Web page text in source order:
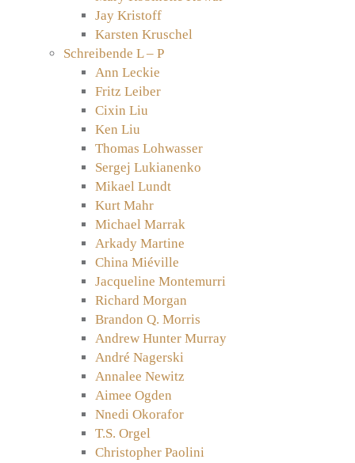
Jay Kristoff
Karsten Kruschel
Schreibende L – P
Ann Leckie
Fritz Leiber
Cixin Liu
Ken Liu
Thomas Lohwasser
Sergej Lukianenko
Mikael Lundt
Kurt Mahr
Michael Marrak
Arkady Martine
China Miéville
Jacqueline Montemurri
Richard Morgan
Brandon Q. Morris
Andrew Hunter Murray
André Nagerski
Annalee Newitz
Aimee Ogden
Nnedi Okorafor
T.S. Orgel
Christopher Paolini